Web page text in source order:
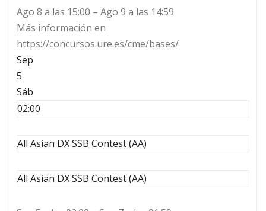
Ago 8 a las 15:00 – Ago 9 a las 14:59
Más información en
https://concursos.ure.es/cme/bases/
Sep
5
Sáb
02:00
All Asian DX SSB Contest (AA)
All Asian DX SSB Contest (AA)